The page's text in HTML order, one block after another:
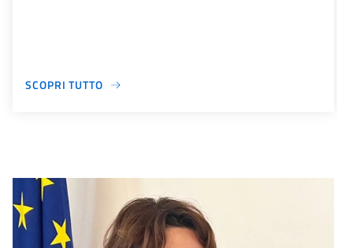
SCOPRI TUTTO